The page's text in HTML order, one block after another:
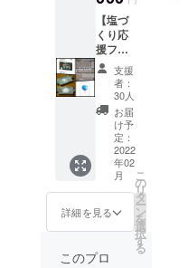
機）/島
での宿
はご自
身で確
保をお
願いし
ます。
→島の
宿のご
案内も
できま
すの
で、ご
相談く
・2泊3
日分の
宿/まか
ない付
き ※こ
ちらの
リター
ンを購
入され
る方
は、 ご
購入と
同時に
必ず以
下の
必要事
【塩づ
くり応
援フル
セッ
ト】 ・
工房の
コーガ
石に名
前を刻
む権利
（10cm
×10cm)
・新島
オリジ
ナル手
・記念
支援
者：
30人
お届
け予
定：
2022
年02
月
詳細を見る
こ
の
リ
タ
ー
ン
を
選
択
す
る
このプロ